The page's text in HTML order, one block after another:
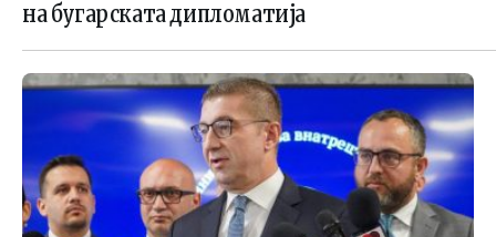
на бугарската дипломатија